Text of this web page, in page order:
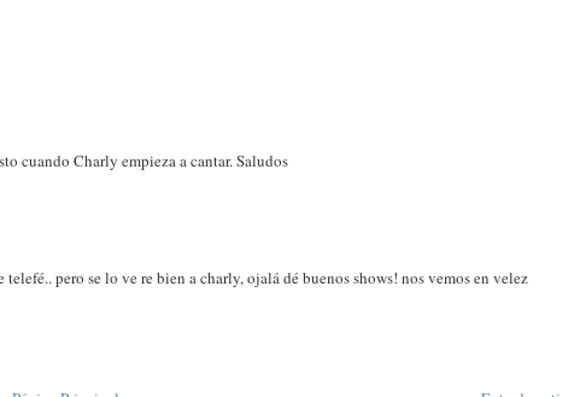
cuando Charly empieza a cantar. Saludos
pero se lo ve re bien a charly, ojalá dé buenos shows! nos vemos en velez